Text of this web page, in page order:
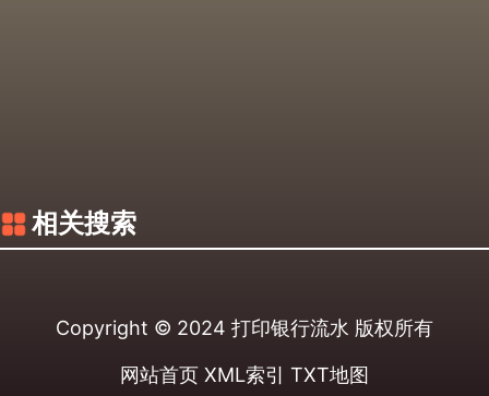
相关搜索
Copyright © 2024 打印银行流水 版权所有
网站首页 XML索引 TXT地图